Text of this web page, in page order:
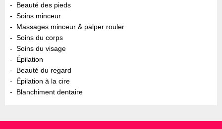
Beauté des pieds
Soins minceur
Massages minceur & palper rouler
Soins du corps
Soins du visage
Épilation
Beauté du regard
Épilation à la cire
Blanchiment dentaire